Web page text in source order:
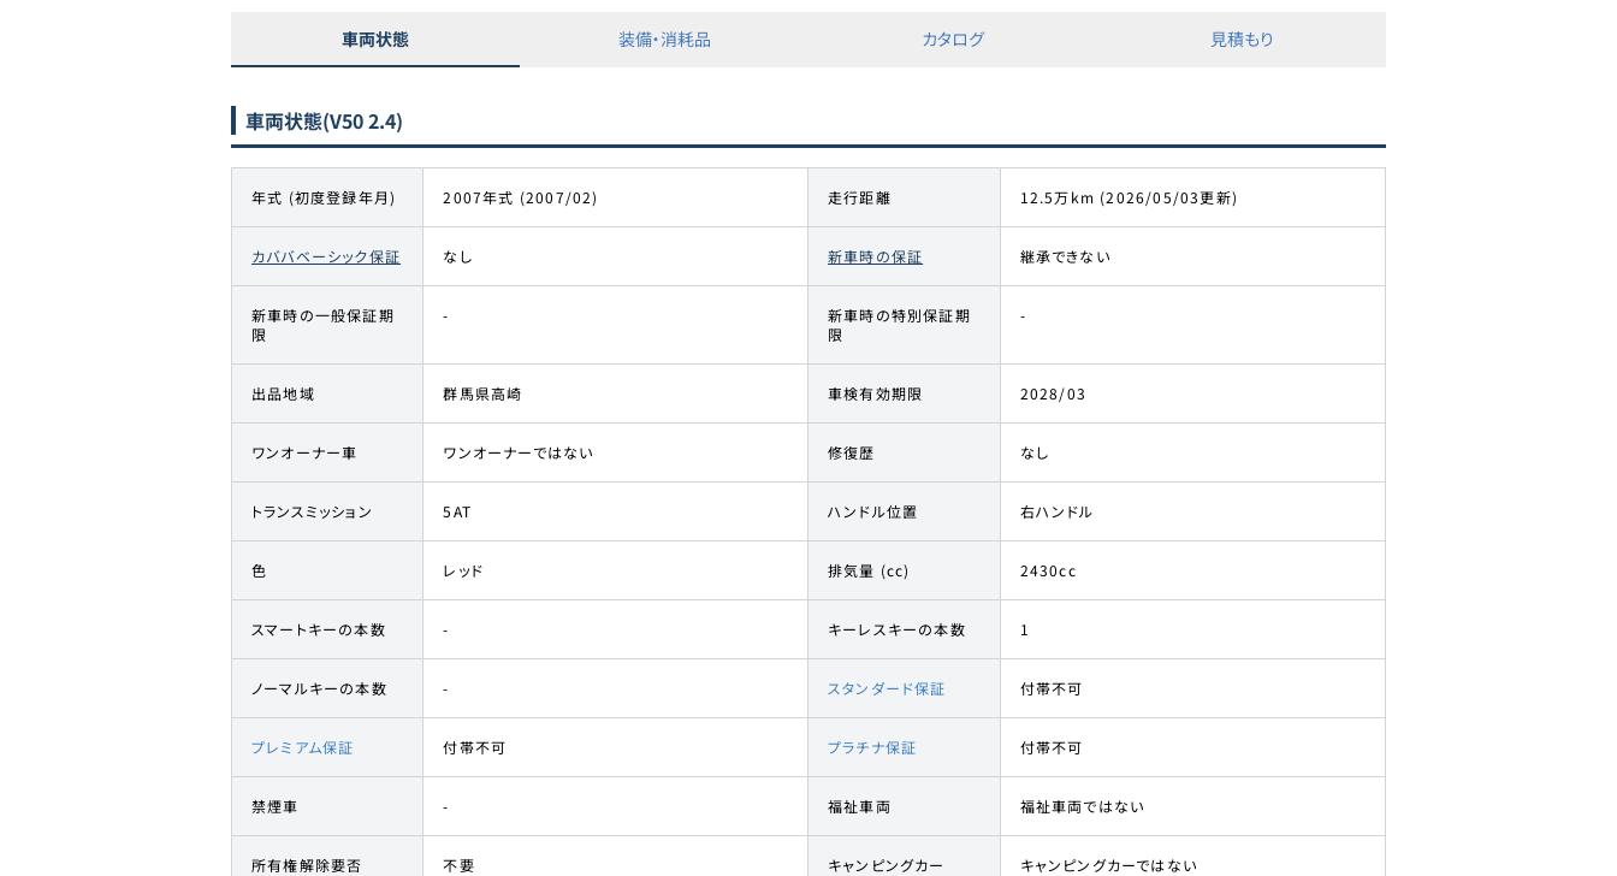
車両状態 装備・消耗品 カタログ 見積もり
車両状態(V50 2.4)
年式 (初度登録年月) 2007年式 (2007/02) 走行距離 12.5万km (2026/05/03更新)
カババベーシック保証 なし 新車時の保証 継承できない
新車時の一般保証期
限
-
新車時の特別保証期
限
-
出品地域 群馬県高崎 車検有効期限 2028/03
ワンオーナー車 ワンオーナーではない 修復歴 なし
トランスミッション 5AT ハンドル位置 右ハンドル
色 レッド 排気量 (cc) 2430cc
スマートキーの本数 - キーレスキーの本数 1
ノーマルキーの本数 - スタンダード保証 付帯不可
プレミアム保証 付帯不可 プラチナ保証 付帯不可
禁煙車 - 福祉車両 福祉車両ではない
所有権解除要否 不要 キャンピングカー キャンピングカーではない